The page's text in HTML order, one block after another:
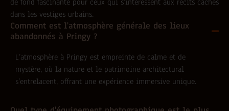
de fond fascinante pour ceux qui s’intéressent aux récits cachés
dans les vestiges urbains.
Comment est l'atmosphère générale des lieux
abandonnés à Pringy ?
L’atmosphère à Pringy est empreinte de calme et de
mystère, où la nature et le patrimoine architectural
s’entrelacent, offrant une expérience immersive unique.